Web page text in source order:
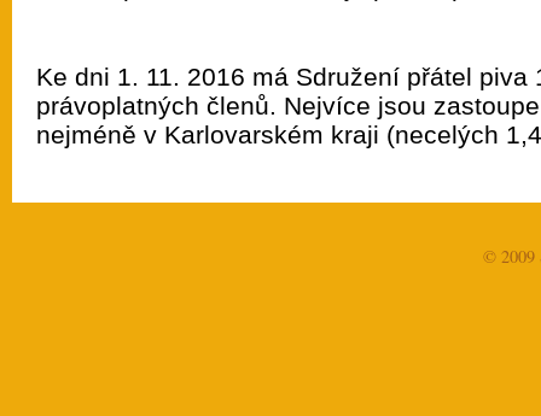
Ke dni 1. 11. 2016 má Sdružení přátel piva
právoplatných členů. Nejvíce jsou
nejméně v Karlovarském kraji (necelých
© 2009